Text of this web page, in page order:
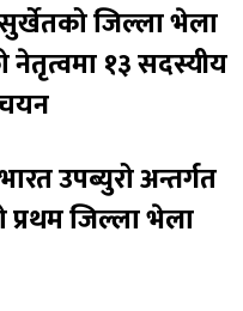
जिल्ला भेला
नेतृत्वमा १३ सदस्यीय
उपब्युरो अन्तर्गत
प्रथम जिल्ला भेला